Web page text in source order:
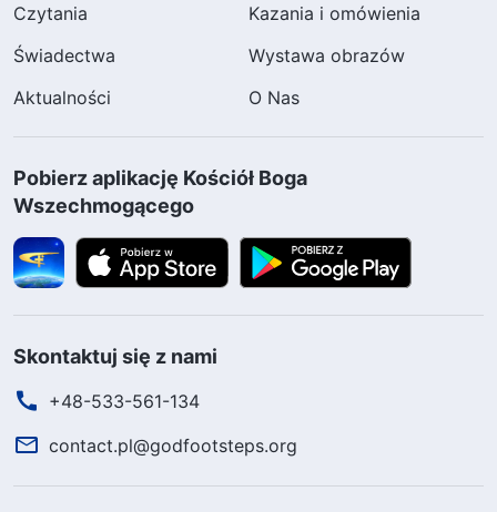
Czytania
Kazania i omówienia
Świadectwa
Wystawa obrazów
Aktualności
O Nas
Pobierz aplikację Kościół Boga
Wszechmogącego
Skontaktuj się z nami
+48-533-561-134
contact.pl@godfootsteps.org